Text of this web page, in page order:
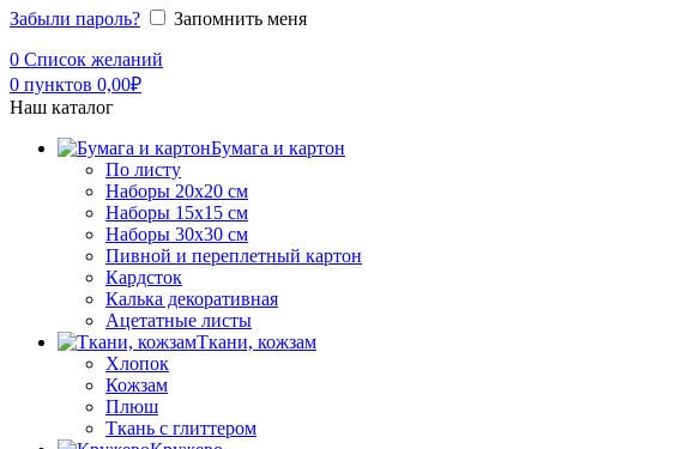
Забыли пароль?
Запомнить меня
0 Список желаний
0 пунктов 0,00₽
Наш каталог
Бумага и картон
По листу
Наборы 20х20 см
Наборы 15х15 см
Наборы 30х30 см
Пивной и переплетный картон
Кардсток
Калька декоративная
Ацетатные листы
Ткани, кожзам
Хлопок
Кожзам
Плюш
Ткань с глиттером